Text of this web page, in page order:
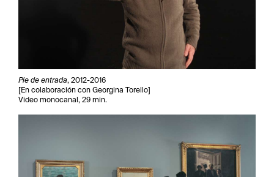
Pie de entrada, 2012-2016
[En colaboración con Georgina Torello]
Video monocanal, 29 min.